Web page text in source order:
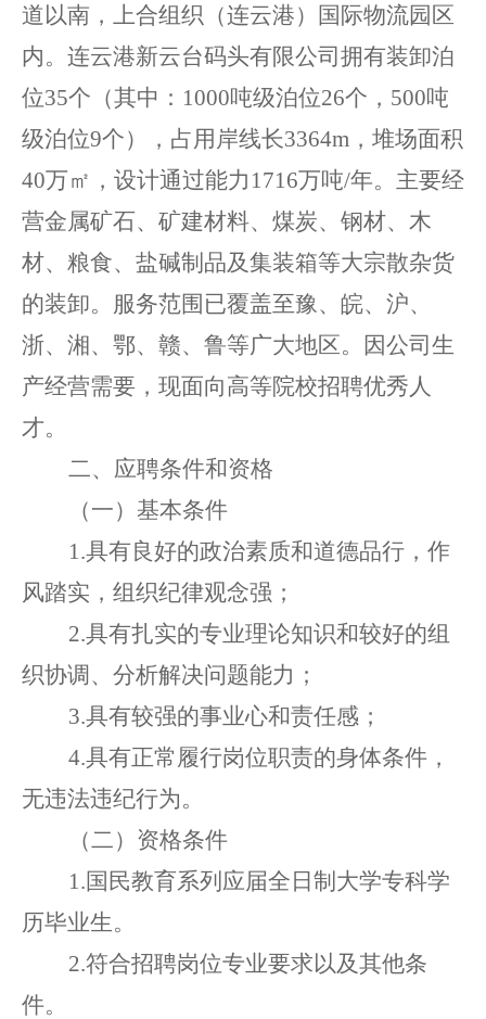
道以南，上合组织（连云港）国际物流园区
内。连云港新云台码头有限公司拥有装卸泊
位35个（其中：1000吨级泊位26个，500吨
级泊位9个），占用岸线长3364m，堆场面积
40万㎡，设计通过能力1716万吨/年。主要经
营金属矿石、矿建材料、煤炭、钢材、木
材、粮食、盐碱制品及集装箱等大宗散杂货
的装卸。服务范围已覆盖至豫、皖、沪、
浙、湘、鄂、赣、鲁等广大地区。因公司生
产经营需要，现面向高等院校招聘优秀人
才。
二、应聘条件和资格
（一） 基本条件
1.具有良好的政治素质和道德品行，作
风踏实，组织纪律观念强；
2.具有扎实的专业理论知识和较好的组
织协调 、 分析解决问题能力；
3.具有较强的事业心和责任感 ；
4.具有正常履行岗位职责的身体条件 ，
无违法违纪行为。
（二） 资格条件
1.国民教育系列应届全日制大学专科学
历毕业生。
2.符合招聘岗位专业要求以及其他条
件。